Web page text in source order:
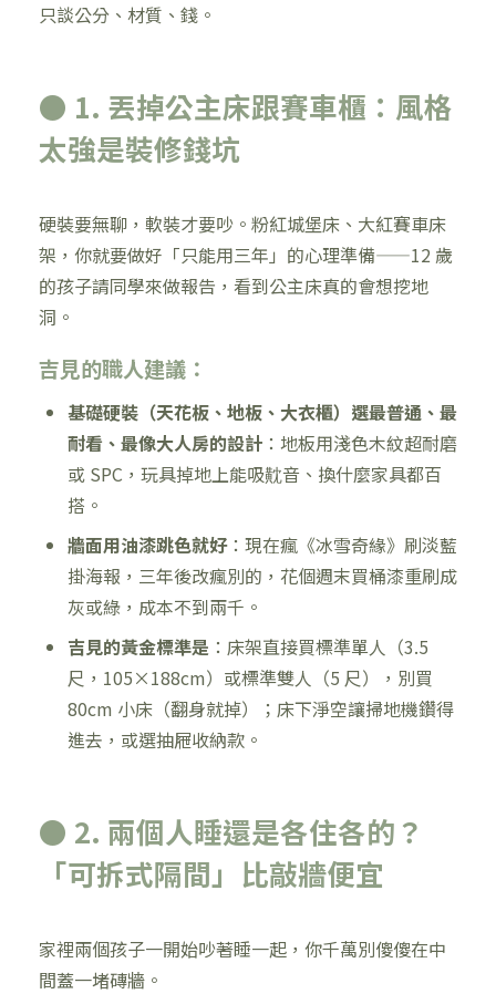
只談公分、材質、錢。
● 1. 丟掉公主床跟賽車櫃：風格
太強是裝修錢坑
硬裝要無聊，軟裝才要吵。粉紅城堡床、大紅賽車床
架，你就要做好「只能用三年」的心理準備——12 歲
的孩子請同學來做報告，看到公主床真的會想挖地
洞。
吉見的職人建議：
基礎硬裝（天花板、地板、大衣櫃）選最普通、最
耐看、最像大人房的設計：地板用淺色木紋超耐磨
或 SPC，玩具掉地上能吸黆音、換什麼家具都百
搭。
牆面用油漆跳色就好：現在瘋《冰雪奇緣》刷淡藍
掛海報，三年後改瘋別的，花個週末買桶漆重刷成
灰或綠，成本不到兩千。
吉見的黃金標準是：床架直接買標準單人（3.5
尺，105×188cm）或標準雙人（5 尺），別買
80cm 小床（翻身就掉）；床下淨空讓掃地機鑽得
進去，或選抽屜收納款。
● 2. 兩個人睡還是各住各的？
「可拆式隔間」比敲牆便宜
家裡兩個孩子一開始吵著睡一起，你千萬別傻傻在中
間蓋一堵磚牆。